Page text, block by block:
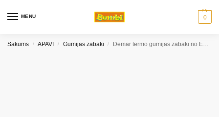
MENU 0
Sākums / APAVI / Gumijas zābaki / Demar termo gumijas zābaki no EVA materiāla VIBES E (36-39 izm.)